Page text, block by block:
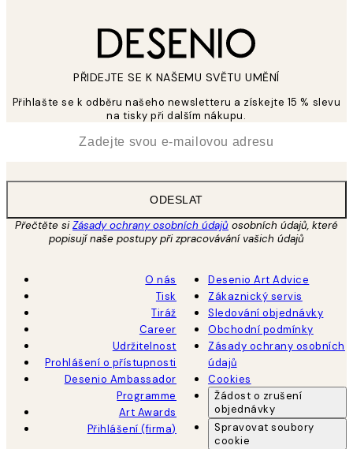
PŘIDEJTE SE K NAŠEMU SVĚTU UMĚNÍ
Přihlašte se k odběru našeho newsletteru a získejte 15 % slevu
na tisky při dalším nákupu.
ODESLAT
Přečtěte siZásady ochrany osobních údajů osobních údajů, které
popisují naše postupy při zpracovávání vašich údajů
O nás
Tisk
Tiráž
Career
Udržitelnost
Prohlášení o přístupnosti
Desenio Ambassador
Programme
Art Awards
Přihlášení (firma)
Desenio Art Advice
Zákaznický servis
Sledování objednávky
Obchodní podmínky
Zásady ochrany osobních
údajů
Cookies
Žádost o zrušení
objednávky
Spravovat soubory
cookie